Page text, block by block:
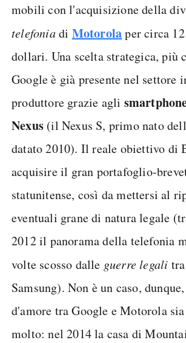
mobili con l'acquisizione della
telefoniadi Motorolaper circa
dollari. Una scelta strategica, più
Google è già presente nel settore
produttore grazie agli
Nexus (il Nexus S, primo nato
datato 2010). Il reale obiettivo di
acquisire il gran portafoglio-
statunitense, così da mettersi al
eventuali grane di natura legale
2012 il panorama della telefonia
volte scosso dalle guerre legali
Samsung). Non è un caso,
d'amore tra Google e Motorola
molto: nel 2014 la casa di